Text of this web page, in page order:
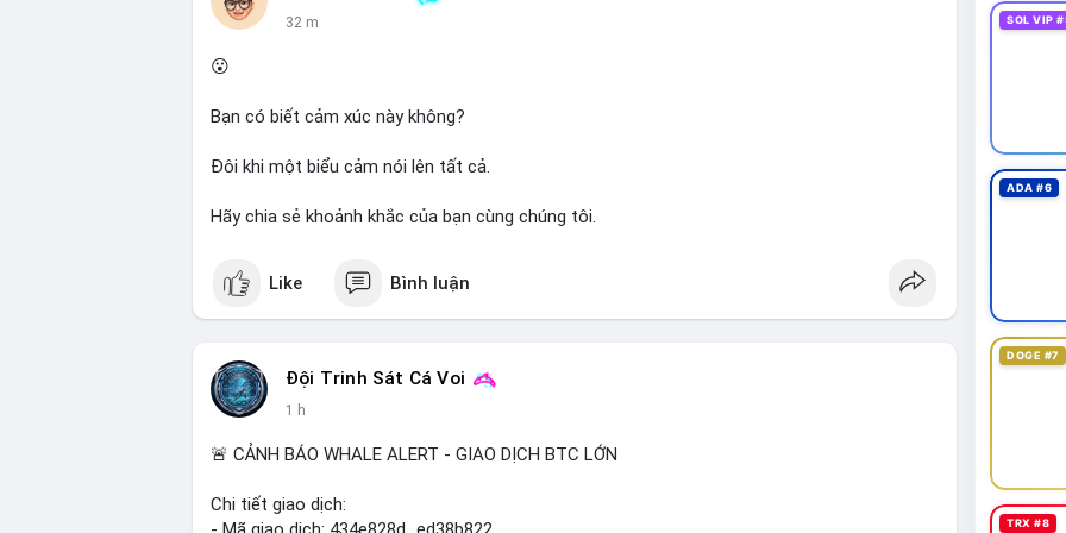
trong ngắn hạn có thể xảy ra.
Lời khuyên cho nhà đầu tư nhỏ lẻ: Quan sát dòng tiền vào/ra các sàn lớn trong 24-48 giờ tới.
quản lý rủi ro chặt chẽ. Không nên sử dụng đòn bẩy cao trong thời điểm này.
#61dot37btc #chuyenvilanh #tichluydaihan
32 m
😮
Bạn có biết cảm xúc này không?
Đôi khi một biểu cảm nói lên tất cả.
Hãy chia sẻ khoảnh khắc của bạn cùng chúng tôi.
Like Bình luận
Đội Trinh Sát Cá Voi
1 h
🚨 CẢNH BÁO WHALE ALERT - GIAO DỊCH BTC LỚN
Chi tiết giao dịch:
SOL VIP
ADA #6
DOGE #7
TRX #8